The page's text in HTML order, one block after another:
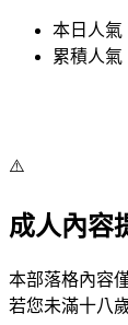
本日人氣
累積人氣
⚠️
成人內容
本部落格內容
若您未滿十八